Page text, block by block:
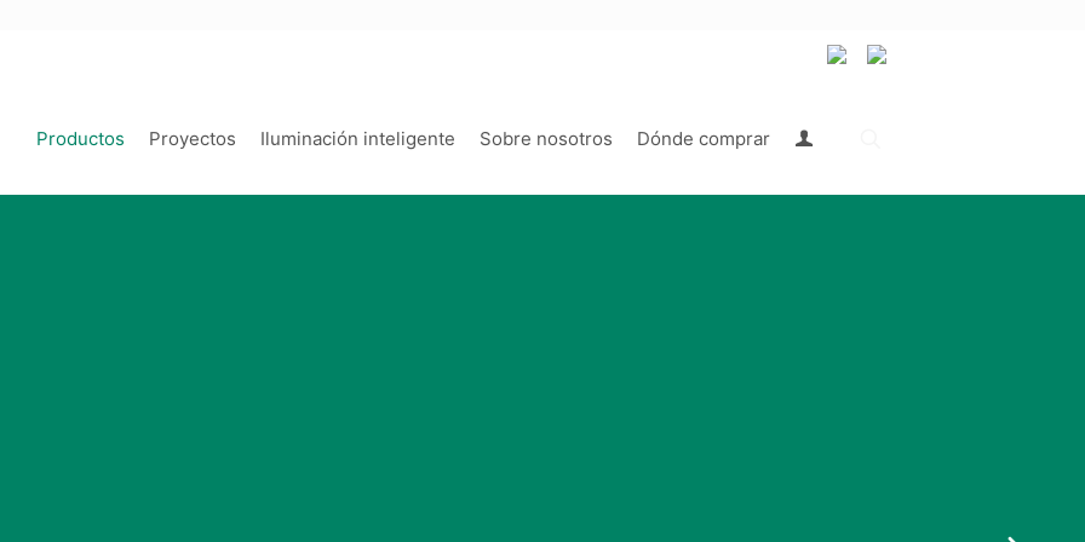
Productos Proyectos Iluminación inteligente Sobre nosotros Dónde comprar